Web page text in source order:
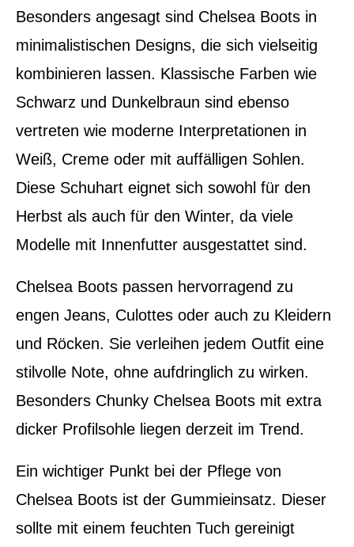
Besonders angesagt sind Chelsea Boots in
minimalistischen Designs, die sich vielseitig
kombinieren lassen. Klassische Farben wie
Schwarz und Dunkelbraun sind ebenso
vertreten wie moderne Interpretationen in
Weiß, Creme oder mit auffälligen Sohlen.
Diese Schuhart eignet sich sowohl für den
Herbst als auch für den Winter, da viele
Modelle mit Innenfutter ausgestattet sind.
Chelsea Boots passen hervorragend zu
engen Jeans, Culottes oder auch zu Kleidern
und Röcken. Sie verleihen jedem Outfit eine
stilvolle Note, ohne aufdringlich zu wirken.
Besonders Chunky Chelsea Boots mit extra
dicker Profilsohle liegen derzeit im Trend.
Ein wichtiger Punkt bei der Pflege von
Chelsea Boots ist der Gummieinsatz. Dieser
sollte mit einem feuchten Tuch gereinigt